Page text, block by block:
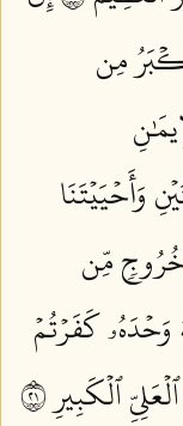
مِن
وَأَحۡيَيۡتَنَا
خُرُوجٖ مِّن
وَحۡدَهُۥ كَفَرۡتُمۡ
ٱلۡكَبِيرِ ١٢